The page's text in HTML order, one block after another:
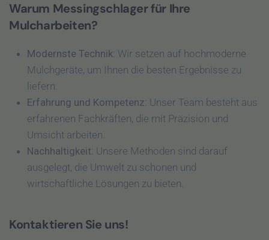
Warum Messingschlager für Ihre
Mulcharbeiten?
Modernste Technik: Wir setzen auf hochmoderne
Mulchgeräte, um Ihnen die besten Ergebnisse zu
liefern.
Erfahrung und Kompetenz: Unser Team besteht aus
erfahrenen Fachkräften, die mit Präzision und
Umsicht arbeiten.
Nachhaltigkeit: Unsere Methoden sind darauf
ausgelegt, die Umwelt zu schonen und
wirtschaftliche Lösungen zu bieten.
Kontaktieren Sie uns!